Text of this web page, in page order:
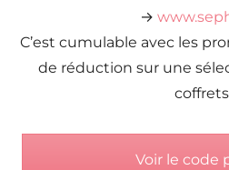
→
C’est cumulable avec les
de réduction sur une
Voir le code